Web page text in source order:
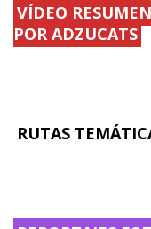
VÍDEO
POR ADZUCATS
RUTAS